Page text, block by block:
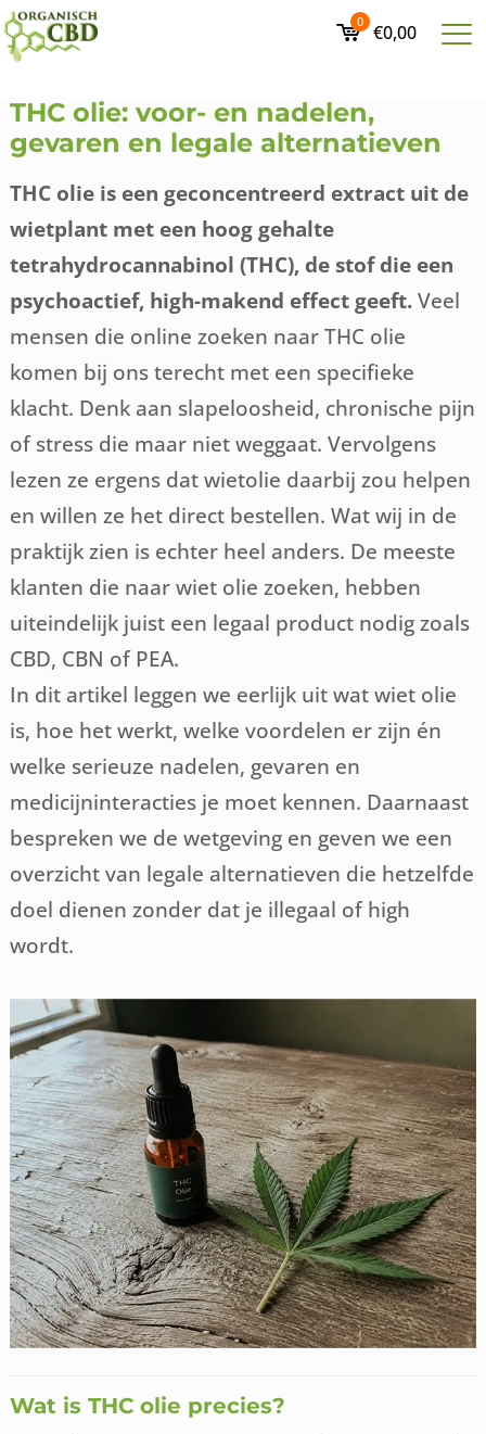
0 €0,00
THC olie: voor- en nadelen,
gevaren en legale alternatieven
THC olie is een geconcentreerd extract uit de
wietplant met een hoog gehalte
tetrahydrocannabinol (THC), de stof die een
psychoactief, high-makend effect geeft. Veel
mensen die online zoeken naar THC olie
komen bij ons terecht met een specifieke
klacht. Denk aan slapeloosheid, chronische pijn
of stress die maar niet weggaat. Vervolgens
lezen ze ergens dat wietolie daarbij zou helpen
en willen ze het direct bestellen. Wat wij in de
praktijk zien is echter heel anders. De meeste
klanten die naar wiet olie zoeken, hebben
uiteindelijk juist een legaal product nodig zoals
CBD, CBN of PEA.
In dit artikel leggen we eerlijk uit wat wiet olie
is, hoe het werkt, welke voordelen er zijn én
welke serieuze nadelen, gevaren en
medicijninteracties je moet kennen. Daarnaast
bespreken we de wetgeving en geven we een
overzicht van legale alternatieven die hetzelfde
doel dienen zonder dat je illegaal of high
wordt.
Wat is THC olie precies?